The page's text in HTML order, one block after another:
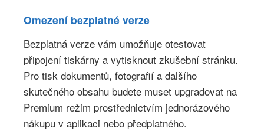
Omezení bezplatné verze
Bezplatná verze vám umožňuje otestovat
připojení tiskárny a vytisknout zkušební stránku.
Pro tisk dokumentů, fotografií a dalšího
skutečného obsahu budete muset upgradovat na
Premium režim prostřednictvím jednorázového
nákupu v aplikaci nebo předplatného.